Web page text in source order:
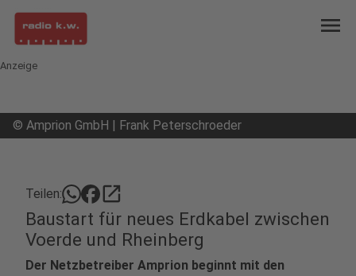
menu
Anzeige
© Amprion GmbH | Frank Peterschroeder
Teilen: open_in_new
Baustart für neues Erdkabel zwischen
Voerde und Rheinberg
Der Netzbetreiber Amprion beginnt mit den